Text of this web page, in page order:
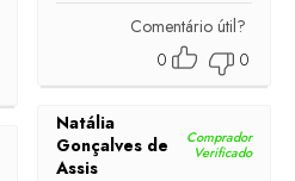
Comentário útil?
0
0
Natália
Gonçalves de
Assis
Comprador
Verificado